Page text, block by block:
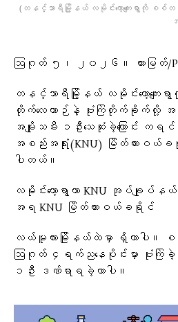
(တနင်္သာရီမြို့နယ် လမိုင်းကော့ကျေးရွာကို စ
ဩဂုတ် ၅၊ ၂၀၂၆။ ထားမြတ်/
တနင်္သာရီမြို့နယ် လမိုင်းကော့ကျေ
တိုက်လေယာဉ်နဲ့ ဗုံးကြဲတိုက်ခိုက်
အမျိုးသမီး ၁ဦးသေဆုံးခဲ့ကြောင်း ကရင်အ
အစည်းအရုံး(KNU) မြိတ်ထားဝ
ပါတယ်။
လမိုင်းကော့ရွာဟာ KNU အုပ်ချုပ်
အရ KNU မြိတ်ထားဝယ်ခရိုင်
လယ်မူလားမြိုနယ်ထဲမှာ ရှိတာပါ။
ဩဂုတ် ၄ရက်ညနေပိုင်းမှာ ဗုံးကြဲခဲ့ရာ
၁ဦး ဒဏ်ရာရခဲ့တာပါ။